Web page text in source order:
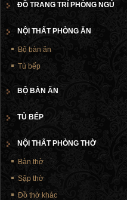
ĐỒ TRANG TRÍ PHÒNG NGỦ
NỘI THẤT PHÒNG ĂN
Bộ bàn ăn
Tủ bếp
BỘ BÀN ĂN
TỦ BẾP
NỘI THẤT PHÒNG THỜ
Bàn thờ
Sập thờ
Đồ thờ khác